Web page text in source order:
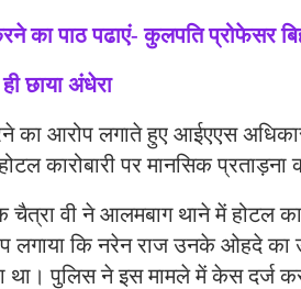
का पाठ पढाएं- कुलपति प्रोफेसर
छाया अंधेरा
का आरोप लगाते हुए आईएएस
कारोबारी पर मानसिक प्रताड़ना
चैत्रा वी ने आलमबाग थाने में होटल
लगाया कि नरेन राज उनके ओहदे का
था। पुलिस ने इस मामले में केस दर्ज